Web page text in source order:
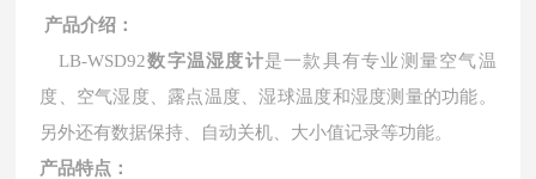
产品介绍：
LB-WSD92数字温湿度计是一款具有专业测量空气温
度、空气湿度、露点温度、湿球温度和湿度测量的功能。
另外还有数据保持、自动关机、大小值记录等功能。
产品特点：